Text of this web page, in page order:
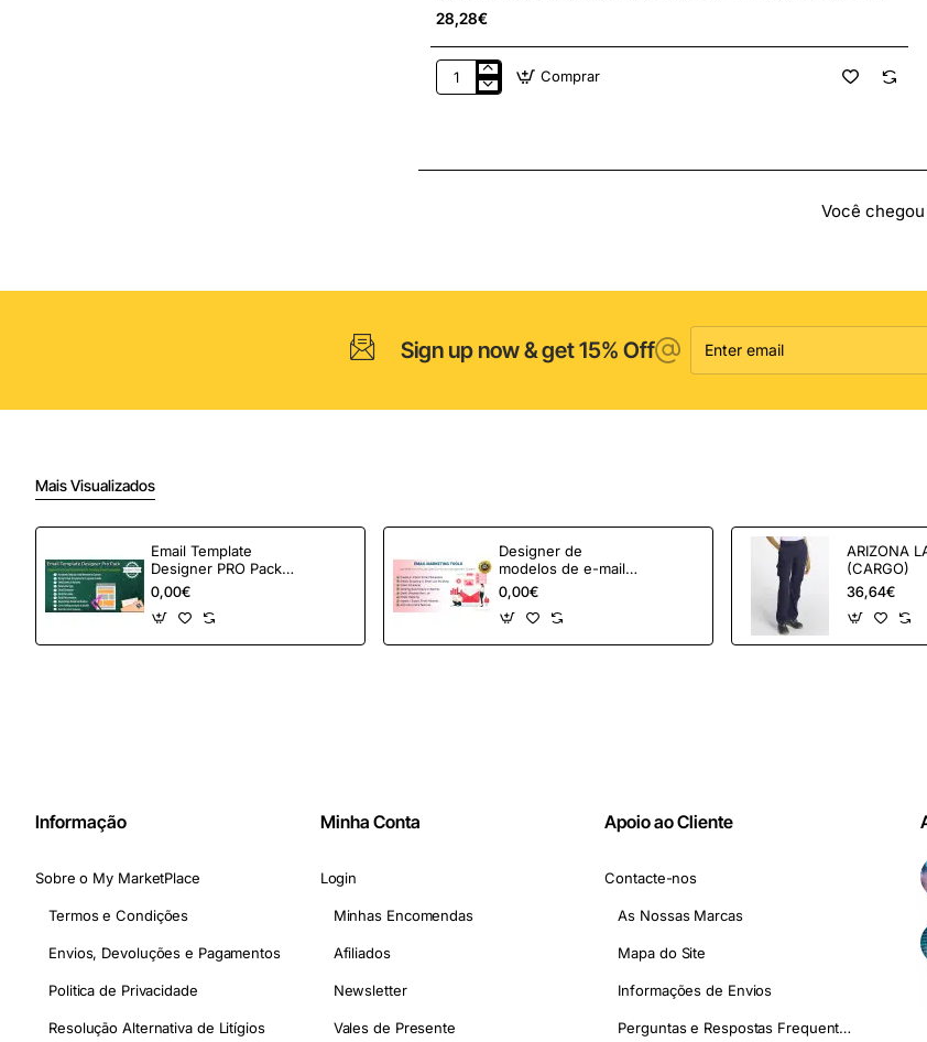
28,28€
Báscula
PC
Comprar
Você
Sign up now & get 15% Off
Enter
email
Mais Visualizados
Email Template
Designer PRO Pack –
Automação de e-
mail definitiva para
OpenCart
0,00€
Designer de
modelos de e-mail
OpenCart e
ferramentas de
marketing
0,00€
ARIZONA
(CARGO)
36,64€
Informação
Sobre o My MarketPlace
Termos e Condições
Envios, Devoluções e Pagamentos
Politica de Privacidade
Resolução Alternativa de Litígios
Minha Conta
Login
Minhas Encomendas
Afiliados
Newsletter
Vales de Presente
Apoio ao Cliente
Contacte-nos
As Nossas Marcas
Mapa do Site
Informações de Envios
Perguntas e Respostas Frequentes - FAQ